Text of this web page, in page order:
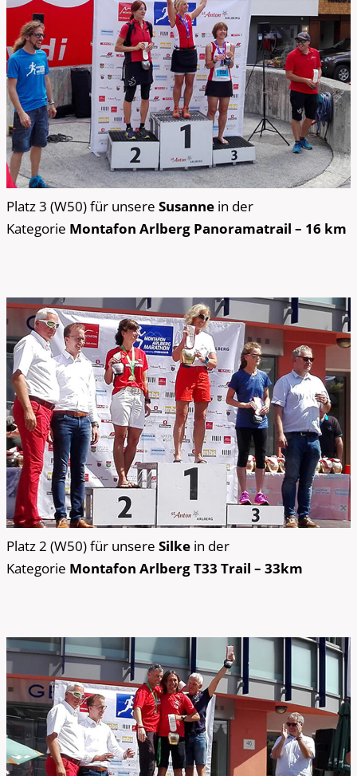
Platz 3 (W50) für unsere Susanne in der
Kategorie Montafon Arlberg Panoramatrail – 16 km
Platz 2 (W50) für unsere Silke in der
Kategorie Montafon Arlberg T33 Trail – 33km